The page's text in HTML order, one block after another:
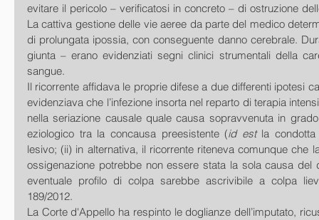
evitare il pericolo – verificatosi in concreto – di ostruzione
La cattiva gestione delle vie aeree da parte del medico
di prolungata ipossia, con conseguente danno cerebrale.
giunta – erano evidenziati segni clinici strumentali della
sangue.
Il ricorrente affidava le proprie difese a due differenti ipotesi
evidenziava che l’infezione insorta nel reparto di terapia
nella seriazione causale quale causa sopravvenuta in
eziologico tra la concausa preesistente (id est la condotta
lesivo; (ii) in alternativa, il ricorrente riteneva comunque che
ossigenazione potrebbe non essere stata la sola causa del
eventuale profilo di colpa sarebbe ascrivibile a colpa
189/2012.
La Corte d'Appello ha respinto le doglianze dell’imputato,